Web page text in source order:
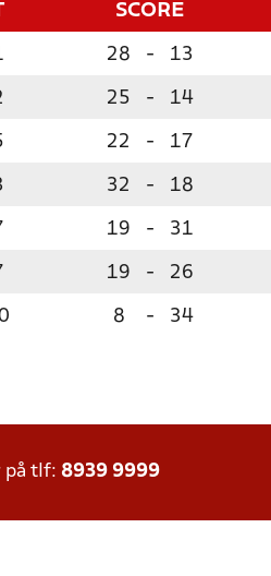
SCORE
28 - 13
25 - 14
22 - 17
32 - 18
19 - 31
19 - 26
8 - 34
på tlf: 8939 9999